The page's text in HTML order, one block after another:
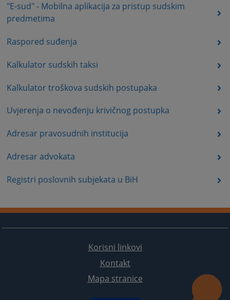
"E-sud" - Mobilna aplikacija za pristup sudskim
predmetima
Raspored suđenja
Kalkulator sudskih taksi
Kalkulator troškova sudskih postupaka
Uvjerenja o nevođenju krivičnog postupka
Adresar pravosudnih institucija
Adresar advokata
Registri poslovnih subjekata u BiH
Korisni linkovi
Kontakt
Mapa stranice